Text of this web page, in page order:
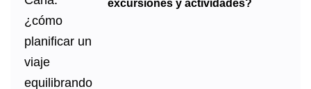
excursiones y actividades?